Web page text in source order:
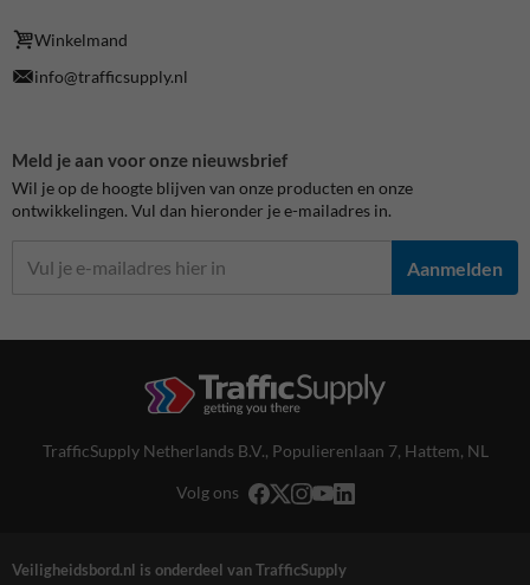
Winkelmand
info@trafficsupply.nl
Meld je aan voor onze nieuwsbrief
Wil je op de hoogte blijven van onze producten en onze
ontwikkelingen. Vul dan hieronder je e-mailadres in.
Aanmelden
TrafficSupply Netherlands B.V., Populierenlaan 7, Hattem, NL
Volg ons
Veiligheidsbord.nl is onderdeel van TrafficSupply